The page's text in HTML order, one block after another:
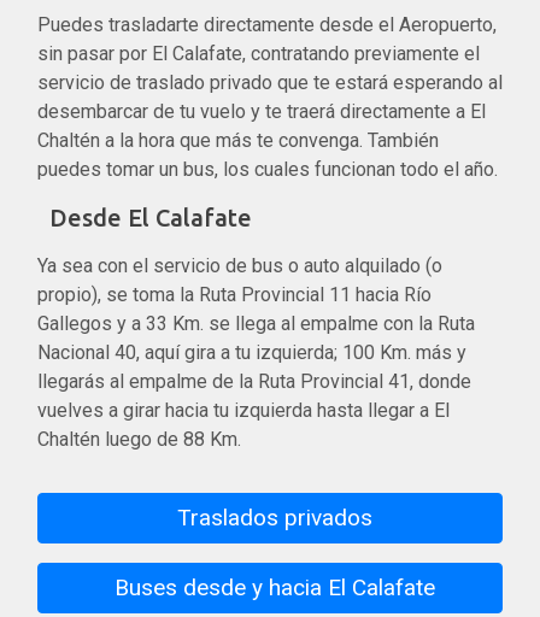
Puedes trasladarte directamente desde el Aeropuerto,
sin pasar por El Calafate, contratando previamente el
servicio de traslado privado que te estará esperando al
desembarcar de tu vuelo y te traerá directamente a El
Chaltén a la hora que más te convenga. También
puedes tomar un bus, los cuales funcionan todo el año.
Desde El Calafate
Ya sea con el servicio de bus o auto alquilado (o
propio), se toma la Ruta Provincial 11 hacia Río
Gallegos y a 33 Km. se llega al empalme con la Ruta
Nacional 40, aquí gira a tu izquierda; 100 Km. más y
llegarás al empalme de la Ruta Provincial 41, donde
vuelves a girar hacia tu izquierda hasta llegar a El
Chaltén luego de 88 Km.
Traslados privados
Buses desde y hacia El Calafate